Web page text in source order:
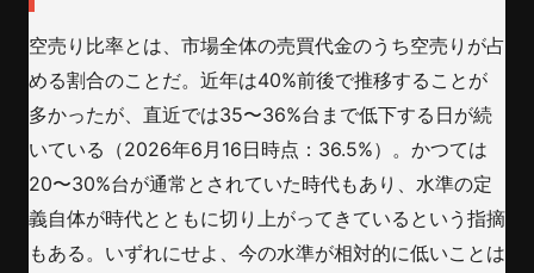
空売り比率とは、市場全体の売買代金のうち空売りが占
める割合のことだ。近年は40%前後で推移することが
多かったが、直近では35〜36%台まで低下する日が続
いている（2026年6月16日時点：36.5%）。かつては
20〜30%台が通常とされていた時代もあり、水準の定
義自体が時代とともに切り上がってきているという指摘
もある。いずれにせよ、今の水準が相対的に低いことは